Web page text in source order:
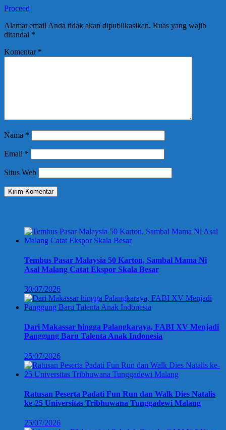
Proceed
Alamat email Anda tidak akan dipublikasikan. Ruas yang wajib
ditandai *
Komentar *
Nama *
Email *
Situs Web
Tembus Pasar Malaysia 50 Karton, Sambal Mama Ni
Asal Malang Catat Ekspor Skala Besar
30/07/2026
Dari Makassar hingga Palangkaraya, FABI XV Menjadi
Panggung Baru Talenta Anak Indonesia
25/07/2026
Ratusan Peserta Padati Fun Run dan Walk Dies Natalis
ke-25 Universitas Tribhuwana Tunggadewi Malang
25/07/2026